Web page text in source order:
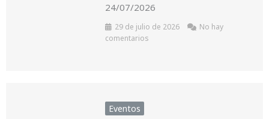
24/07/2026
29 de julio de 2026
No hay
comentarios
Eventos